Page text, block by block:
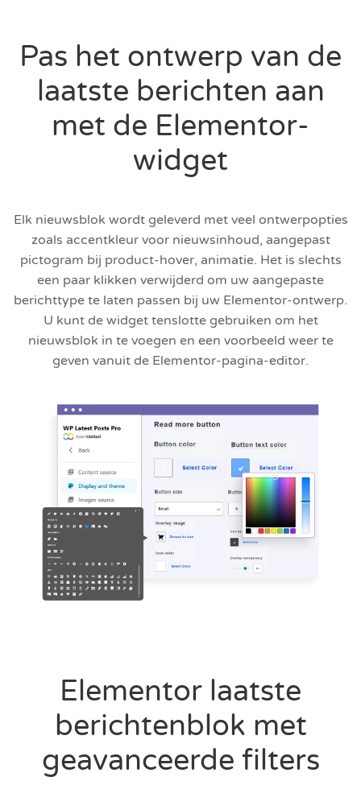
Pas het ontwerp van de
laatste berichten aan
met de Elementor-
widget
Elk nieuwsblok wordt geleverd met veel ontwerpopties
zoals accentkleur voor nieuwsinhoud, aangepast
pictogram bij product-hover, animatie. Het is slechts
een paar klikken verwijderd om uw aangepaste
berichttype te laten passen bij uw Elementor-ontwerp.
U kunt de widget tenslotte gebruiken om het
nieuwsblok in te voegen en een voorbeeld weer te
geven vanuit de Elementor-pagina-editor.
Elementor laatste
berichtenblok met
geavanceerde filters